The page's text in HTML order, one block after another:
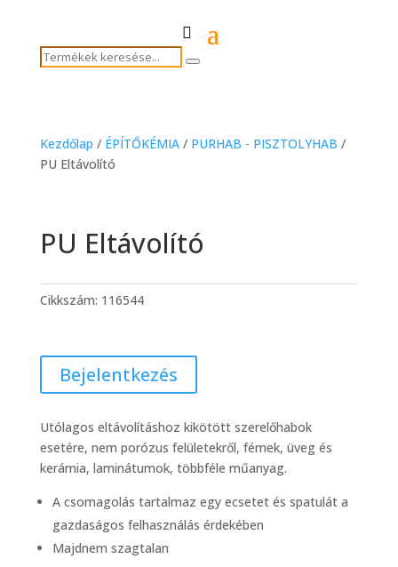
Termékek
Search
Kezdőlap / ÉPÍTŐKÉMIA/ PURHAB - PISZTOLYHAB /
PU Eltávolító
PU Eltávolító
Cikkszám: 116544
Bejelentkezés
Utólagos eltávolításhoz kikötött szerelőhabok
esetére, nem porózus felületekről, fémek, üveg és
kerámia, laminátumok, többféle műanyag.
A csomagolás tartalmaz egy ecsetet és spatulát a
gazdaságos felhasználás érdekében
Majdnem szagtalan